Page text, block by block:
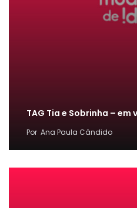
TAG Tia e Sobrinha – em
Por Ana Paula Cândido